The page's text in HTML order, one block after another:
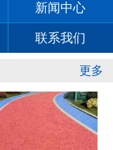
在线留言
新闻中心
联系我们
更多